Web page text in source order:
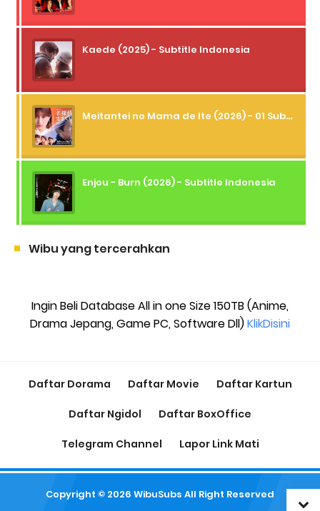
Kaede (2025) - Subtitle Indonesia
Meitantei no Mama de Ite (2026) - 01 Subtitle Indonesia
Enjou - Burn (2026) - Subtitle Indonesia
Wibu yang tercerahkan
Ingin Beli Database All in one Size 150TB (Anime,
Drama Jepang, Game PC, Software Dll)KlikDisini
Daftar Dorama Daftar Movie Daftar Kartun
Daftar Ngidol Daftar BoxOffice
Telegram Channel Lapor Link Mati
Copyright © 2026 WibuSubs All Right Reserved